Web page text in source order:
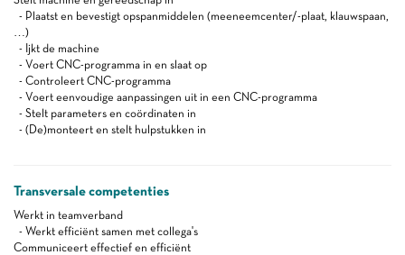
- Plaatst en bevestigt opspanmiddelen (meeneemcenter/-plaat, klauwspaan,
…)
- Ijkt de machine
- Voert CNC-programma in en slaat op
- Controleert CNC-programma
- Voert eenvoudige aanpassingen uit in een CNC-programma
- Stelt parameters en coördinaten in
- (De)monteert en stelt hulpstukken in
Transversale competenties
Werkt in teamverband
- Werkt efficiënt samen met collega's
Communiceert effectief en efficiënt